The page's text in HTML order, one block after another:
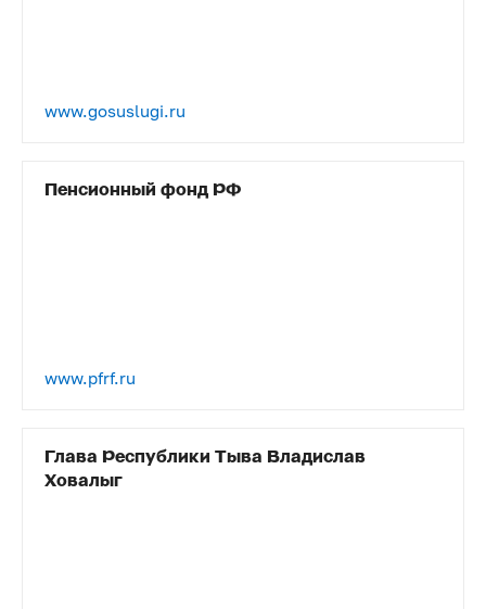
www.gosuslugi.ru
Пенсионный фонд РФ
www.pfrf.ru
Глава Республики Тыва Владислав
Ховалыг